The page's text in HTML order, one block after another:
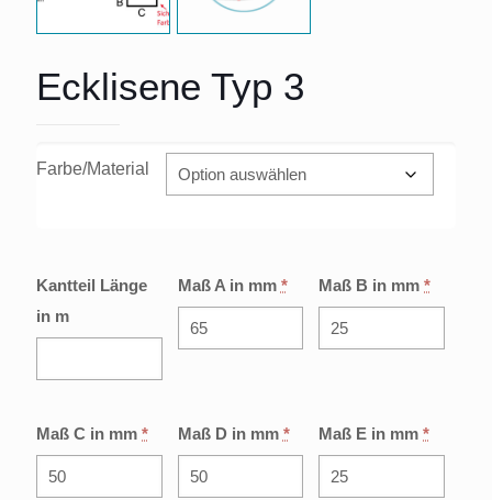
Ecklisene Typ 3
Farbe/Material
Kantteil Länge
in m
Maß A in mm * Maß B in mm *
Maß C in mm * Maß D in mm * Maß E in mm *